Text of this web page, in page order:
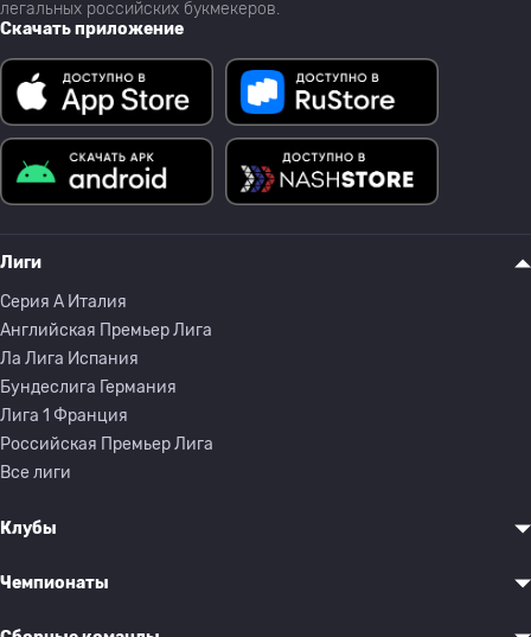
легальных российских букмекеров.
Скачать приложение
Лиги
Серия A Италия
Английская Премьер Лига
Ла Лига Испания
Бундеслига Германия
Лига 1 Франция
Российская Премьер Лига
Все лиги
Клубы
Чемпионаты